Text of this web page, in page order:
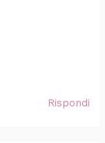
Rispondi